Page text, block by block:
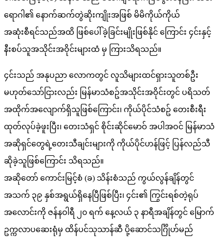
ရောဂါ၏ နောက်ဆက်တွဲဆိုးကျိုးအဖြစ် မိမိကိုယ်ကိုယ်
အဆုံးစီရင်သည်အထိ ဖြစ်ပေါ်ခဲ့ခြင်းမျိုးဖြစ်နိုင် ကြောင်း ၄င်းနှင့်
နီးစပ်သူအသိုင်းအဝိုင်းများထံ မှ ကြားသိရသည်။
၄င်းသည် အနုပညာ လောကတွင် လူသိများထင်ရှားသူတစ်ဦး
မဟုတ်သော်ငြားလည်း မြန်မာသံစဥ်အသိုင်းအဝိုင်းတွင် ပရိသတ်
အထိုက်အလျောက်ရှိသူဖြစ်ကြောင်း၊ ကိုယ်ပိုင်သံစဥ် တေးစီးရီး
ထုတ်လုပ်ခဲ့ဖူးပြီး၊ တေးသံရှင် စိုင်းဆိုင်မောဝ် အပါအဝင် မြန်မာသံ
အဆိုရှင်တွေရဲ့တေးသီချင်းများကို ကိုယ်ပိုင်ဟန်ဖြင့် ပြန်လည်သီ
ဆိုခဲ့သူဖြစ်ကြောင်း သိရသည်။
အဆိုတော် ကောင်းမြင့်စံ (ခ) သိန်းစံသည် ကွယ်လွန်ချိန်တွင်
အသက် ၃၉ နှစ်အရွယ်ရှိနေပြီဖြစ်ပြီး၊ ၄င်း၏ ကြွင်းရစ်တဲ့ရုပ်
အလောင်းကို ဇန်နဝါရီ ၂၀ ရက် နေ့လယ် ၃ နာရီအချိန်တွင် မြောက်
ဥက္ကလာပဆေးရုံမှ ထိန်ပင်သုသာန်ဆီ ပို့ဆောင်သင်္ဂြိုဟ်မည်